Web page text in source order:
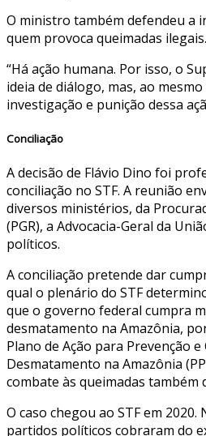
O ministro também defendeu a
quem provoca queimadas ilegais.
“Há ação humana. Por isso, o
ideia de diálogo, mas, ao
investigação e punição dessa
Conciliação
A decisão de Flávio Dino foi
conciliação no STF. A reunião
diversos ministérios, da
(PGR), a Advocacia-Geral da
políticos.
A conciliação pretende dar
qual o plenário do STF
que o governo federal cumpra
desmatamento na Amazônia,
Plano de Ação para Prevenção
Desmatamento na Amazônia
combate às queimadas também
O caso chegou ao STF em 2020.
partidos políticos cobraram do